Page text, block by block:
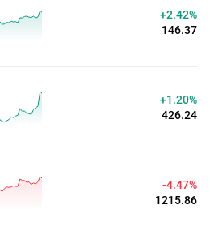
+2.42%
146.37
+1.20%
426.24
-4.47%
1215.86